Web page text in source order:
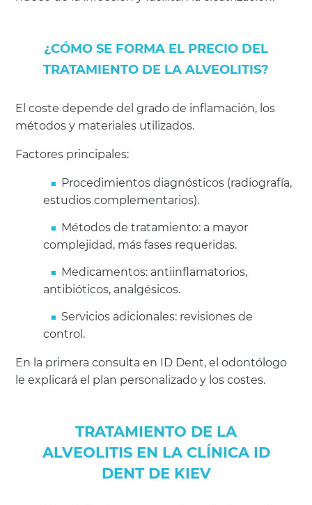
¿CÓMO SE FORMA EL PRECIO DEL
TRATAMIENTO DE LA ALVEOLITIS?
El coste depende del grado de inflamación, los
métodos y materiales utilizados.
Factores principales:
Procedimientos diagnósticos (radiografía,
estudios complementarios).
Métodos de tratamiento: a mayor
complejidad, más fases requeridas.
Medicamentos: antiinflamatorios,
antibióticos, analgésicos.
Servicios adicionales: revisiones de
control.
En la primera consulta en ID Dent, el odontólogo
le explicará el plan personalizado y los costes.
TRATAMIENTO DE LA
ALVEOLITIS EN LA CLÍNICA ID
DENT DE KIEV